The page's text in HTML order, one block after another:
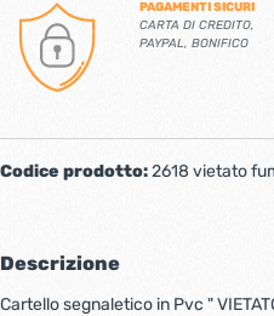
PAGAMENTI SICURI
CARTA DI CREDITO,
PAYPAL, BONIFICO
Codice prodotto:2618 vietato
Descrizione
Cartello segnaletico in Pvc "